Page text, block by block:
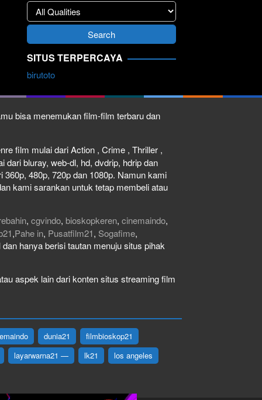
SITUS TERPERCAYA
birutoto
bisa menemukan film-film terbaru dan
film mulai dari Action , Crime , Thriller ,
bluray, web-dl, hd, dvdrip, hdrip dan
480p, 720p dan 1080p. Namun kami
kami sarankan untuk tetap membeli atau
, cgvindo, bioskopkeren, cinemaindo,
,Pahe in, Pusatfilm21, Sogafime,
hanya berisi tautan menuju situs pihak
aspek lain dari konten situs streaming film
dunia21
filmbioskop21
layarwarna21 —
lk21 los angeles